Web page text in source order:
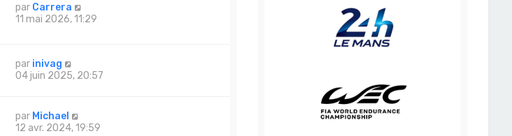
par Carrera
11 mai 2026, 11:29
par inivag
04 juin 2025, 20:57
par Michael
12 avr. 2024, 19:59